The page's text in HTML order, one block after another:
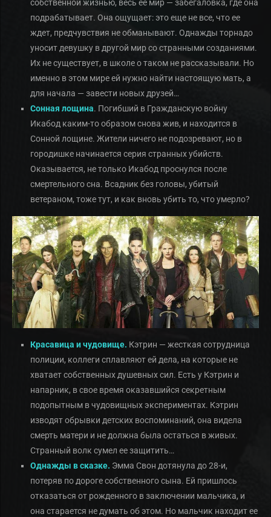
собственной жизнью, весь ее мир — забегаловка, где она
подрабатывает. Она ощущает: это еще не все, что ее
ждет, предчувствия не обманывают. Однажды торнадо
уносит девушку в другой мир со странными созданиями.
Их не существует, в школе о таком не рассказывали. Но
именно в этом мире ей нужно найти настоящую мать, а
для начала — завести новых друзей…
Сонная лощина. Погибший в Гражданскую войну
Икабод каким-то образом снова жив, и находится в
Сонной лощине. Жители ничего не подозревают, но в
городишке начинается серия странных убийств.
Оказывается, не только Икабод проснулся после
смертельного сна. Всадник без головы, убитый
ветераном, тоже тут, и как вновь убить то, что умерло?
Красавица и чудовище. Кэтрин — жесткая сотрудница
полиции, коллеги сплавляют ей дела, на которые не
хватает собственных душевных сил. Есть у Кэтрин и
напарник, в свое время оказавшийся секретным
подопытным в чудовищных экспериментах. Кэтрин
изводят обрывки детских воспоминаний, она видела
смерть матери и не должна была остаться в живых.
Странный волк сумел ее защитить…
Однажды в сказке. Эмма Свон дотянула до 28-и,
потеряв по дороге собственного сына. Ей пришлось
отказаться от рожденного в заключении мальчика, и
она старается не думать об этом. Но мальчик находит ее